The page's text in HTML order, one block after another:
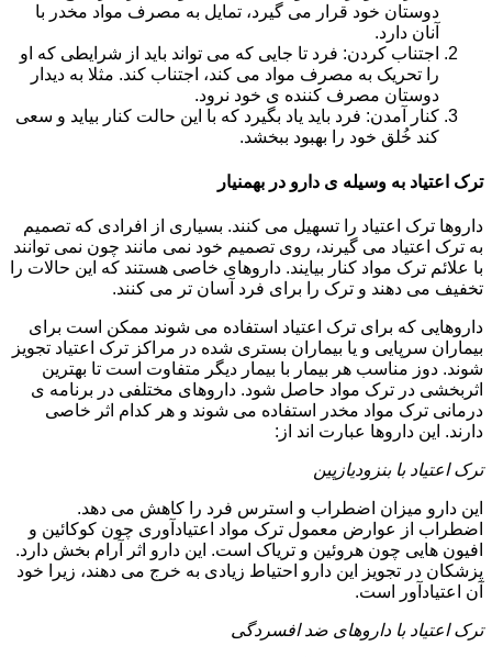
دوستان خود قرار می گیرد، تمایل به مصرف مواد مخدر با
آنان دارد.
اجتناب کردن: فرد تا جایی که می تواند باید از شرایطی که او
را تحریک به مصرف مواد می کند، اجتناب کند. مثلا به دیدار
دوستان مصرف کننده ی خود نرود.
کنار آمدن: فرد باید یاد بگیرد که با این حالت کنار بیاید و سعی
کند خُلق خود را بهبود ببخشد.
ترک اعتیاد به وسیله ی دارو در بهمنیار
داروها ترک اعتیاد را تسهیل می کنند. بسیاری از افرادی که تصمیم
به ترک اعتیاد می گیرند، روی تصمیم خود نمی مانند چون نمی توانند
با علائم ترک مواد کنار بیایند. داروهای خاصی هستند که این حالات را
تخفیف می دهند و ترک را برای فرد آسان تر می کنند.
داروهایی که برای ترک اعتیاد استفاده می شوند ممکن است برای
بیماران سرپایی و یا بیماران بستری شده در مراکز ترک اعتیاد تجویز
شوند. دوز مناسب هر بیمار با بیمار دیگر متفاوت است تا بهترین
اثربخشی در ترک مواد حاصل شود. داروهای مختلفی در برنامه ی
درمانی ترک مواد مخدر استفاده می شوند و هر کدام اثر خاصی
دارند. این داروها عبارت اند از:
ترک اعتیاد با بنزودیازپین
این دارو میزان اضطراب و استرس فرد را کاهش می دهد.
اضطراب از عوارض معمول ترک مواد اعتیادآوری چون کوکائین و
افیون هایی چون هروئین و تریاک است. این دارو اثر آرام بخش دارد.
پزشکان در تجویز این دارو احتیاط زیادی به خرج می دهند، زیرا خود
آن اعتیادآور است.
ترک اعتیاد با داروهای ضد افسردگی